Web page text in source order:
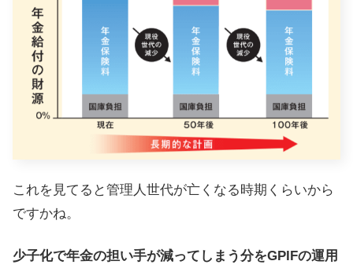
これを見てると管理人世代が亡くなる時期くらいから
ですかね。
少子化で年金の担い手が減ってしまう分をGPIFの運用